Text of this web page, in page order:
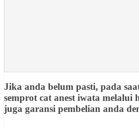
Jika anda belum pasti, pada
semprot cat anest iwata melalui
juga garansi pembelian anda